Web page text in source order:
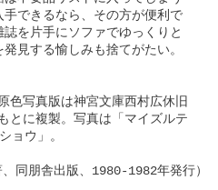
できるなら、その方が便利で
を片手にソファでゆっくりと
見する愉しみも捨てがたい。
色写真版は神宮文庫西村広休旧
に複製。写真は「マイズルテ
ョウ」。
朋舎出版、1980-1982年発行）